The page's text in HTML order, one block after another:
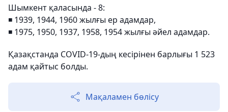
Шымкент қаласында - 8:
◾️ 1939, 1944, 1960 жылғы ер адамдар,
◾️ 1975, 1950, 1937, 1958, 1954 жылғы әйел адамдар.
Қазақстанда COVID-19-дың кесірінен барлығы 1 523
адам қайтыс болды.
Мақаламен бөлісу